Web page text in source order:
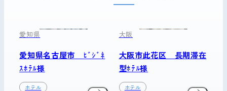
愛知県
愛知県名古屋市 ﾋﾞｼﾞﾈ
ｽﾎﾃﾙ様
ホテル
大阪
大阪市此花区 長期滞在
型ﾎﾃﾙ様
ホテル